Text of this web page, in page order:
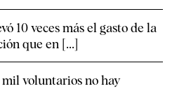
10 veces más el gasto de la
que en [...]
mil voluntarios no hay